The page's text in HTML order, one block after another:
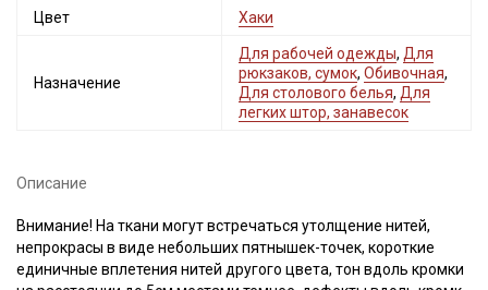
Цвет Хаки
Назначение
Для рабочей одежды, Для
рюкзаков, сумок, Обивочная,
Для столового белья, Для
легких штор, занавесок
Описание
Внимание! На ткани могут встречаться утолщение нитей,
непрокрасы в виде небольших пятнышек-точек, короткие
единичные вплетения нитей другого цвета, тон вдоль кромки